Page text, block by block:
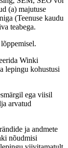
(a) majutuse
(Teenuse kaudu
teabega.
Winki
lepingu kohustusi
ega viisil
arvatud
ja andmete
nõudmisi